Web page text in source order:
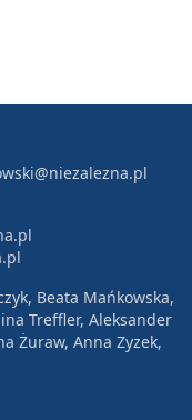
Beata Mańkowska,
Treffler, Aleksander
Żuraw, Anna Zyzek,